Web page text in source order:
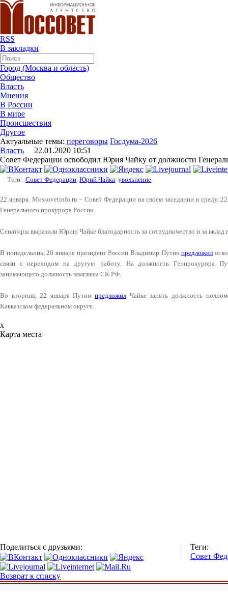
RSS
В закладки
Город (Москва и область)
Общество
Власть
Мнения
В России
В мире
Происшествия
Другое
Актуальные темы: переговоры Госдума-2026
Власть 22.01.2020 10:51
Совет Федерации освободил Юрия Чайку от должности
Теги: Совет Федерации Юрий Чайка увольнение
22 января. Mossovetinfo.ru – Совет Федерации на своем заседании в среду,
Генерального прокурора России.
Сенаторы выразили Юрию Чайке благодарность за сотрудничество и за вклад
В понедельник, 20 января президент России Владимир Путинпредложил
связи с переходом на другую работу. На должность Генпрокурора
занимающего должность замглавы СК РФ.
Во вторник, 22 января Путинпредложил Чайке занять должность
Кавказском федеральном округе.
x
Карта места
Поделиться с друзьями:
Теги:
Совет
Возврат к списку